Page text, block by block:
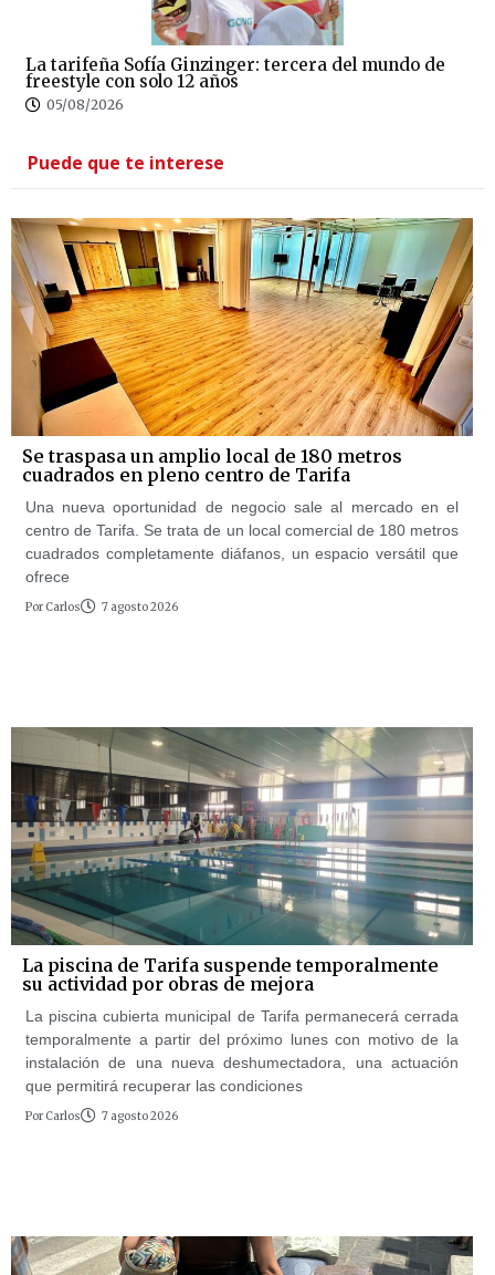
La tarifeña Sofía Ginzinger: tercera del mundo de
freestyle con solo 12 años
05/08/2026
Puede que te interese
Se traspasa un amplio local de 180 metros
cuadrados en pleno centro de Tarifa
Una nueva oportunidad de negocio sale al mercado en el
centro de Tarifa. Se trata de un local comercial de 180 metros
cuadrados completamente diáfanos, un espacio versátil que
ofrece
Por Carlos 7 agosto 2026
La piscina de Tarifa suspende temporalmente
su actividad por obras de mejora
La piscina cubierta municipal de Tarifa permanecerá cerrada
temporalmente a partir del próximo lunes con motivo de la
instalación de una nueva deshumectadora, una actuación
que permitirá recuperar las condiciones
Por Carlos 7 agosto 2026